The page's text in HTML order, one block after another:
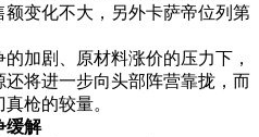
变化不大，另外卡萨帝位列第
剧、原材料涨价的压力下，
将进一步向头部阵营靠拢，而
枪的较量。
解